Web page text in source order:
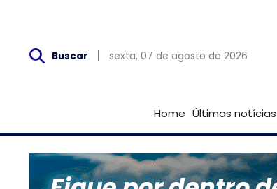
Buscar sexta, 07 de agosto de 2026
Home Últimas notícias